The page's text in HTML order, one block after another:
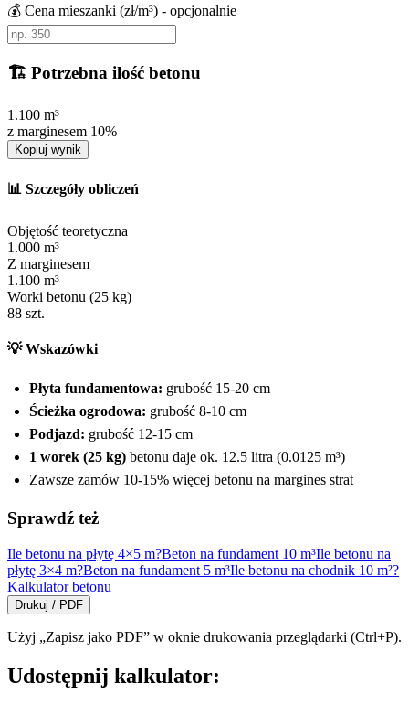
💰 Cena mieszanki (zł/m³) - opcjonalnie
🏗️ Potrzebna ilość betonu
1.100 m³
z marginesem 10%
Kopiuj wynik
📊 Szczegóły obliczeń
Objętość teoretyczna
1.000 m³
Z marginesem
1.100 m³
Worki betonu (25 kg)
88 szt.
💡 Wskazówki
Płyta fundamentowa: grubość 15-20 cm
Ścieżka ogrodowa: grubość 8-10 cm
Podjazd: grubość 12-15 cm
1 worek (25 kg) betonu daje ok. 12.5 litra (0.0125 m³)
Zawsze zamów 10-15% więcej betonu na margines strat
Sprawdź też
Ile betonu na płytę 4×5 m?Beton na fundament 10 m³Ile betonu na
płytę 3×4 m?Beton na fundament 5 m³Ile betonu na chodnik 10 m²?
Kalkulator betonu
Drukuj / PDF
Użyj „Zapisz jako PDF” w oknie drukowania przeglądarki (Ctrl+P).
Udostępnij kalkulator: